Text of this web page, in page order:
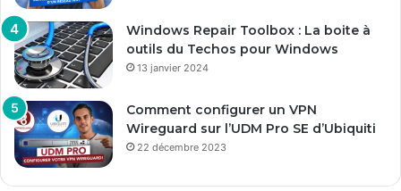
Windows Repair Toolbox : La boite à
outils du Techos pour Windows
13 janvier 2024
Comment configurer un VPN
Wireguard sur l’UDM Pro SE d’Ubiquiti
22 décembre 2023